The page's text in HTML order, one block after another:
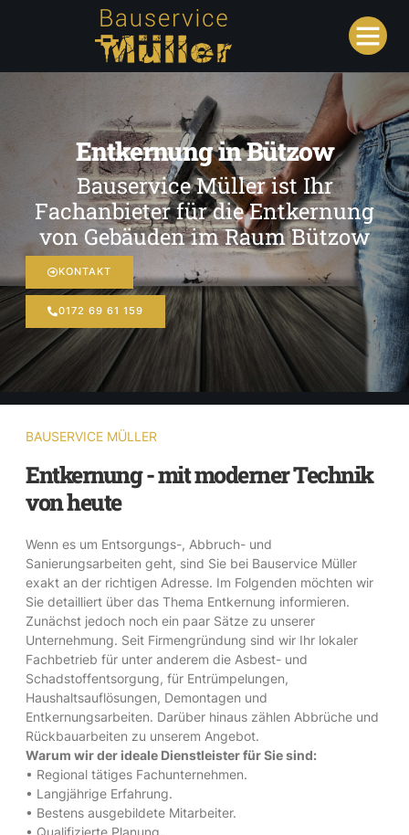
Entkernung in Bützow
Bauservice Müller ist Ihr
Fachanbieter für die Entkernung
von Gebäuden im Raum Bützow
KONTAKT
0172 69 61 159
BAUSERVICE MÜLLER
Entkernung - mit moderner Technik
von heute
Wenn es um Entsorgungs-, Abbruch- und
Sanierungsarbeiten geht, sind Sie bei Bauservice Müller
exakt an der richtigen Adresse. Im Folgenden möchten wir
Sie detailliert über das Thema Entkernung informieren.
Zunächst jedoch noch ein paar Sätze zu unserer
Unternehmung. Seit Firmengründung sind wir Ihr lokaler
Fachbetrieb für unter anderem die Asbest- und
Schadstoffentsorgung, für Entrümpelungen,
Haushaltsauflösungen, Demontagen und
Entkernungsarbeiten. Darüber hinaus zählen Abbrüche und
Rückbauarbeiten zu unserem Angebot.
Warum wir der ideale Dienstleister für Sie sind:
• Regional tätiges Fachunternehmen.
• Langjährige Erfahrung.
• Bestens ausgebildete Mitarbeiter.
• Qualifizierte Planung.